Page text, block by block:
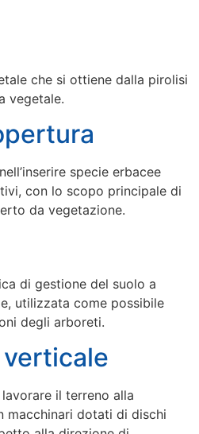
che si ottiene dalla pirolisi
vegetale.
specie erbacee
con lo scopo principale di
da vegetazione.
di gestione del suolo a
utilizzata come possibile
degli arboreti.
il terreno alla
dotati di dischi